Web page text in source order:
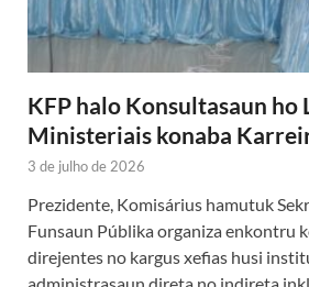
KFP halo Konsultasaun ho
Ministeriais konaba
3 de julho de 2026
Prezidente, Komisárius hamutuk
Funsaun Públika organiza enkontru
direjentes no kargus xefias husi